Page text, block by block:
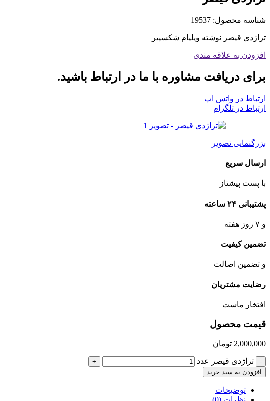
شناسه محصول: 19537
تراژدی قیصر نوشته ویلیام شکسپیر
افزودن به علاقه مندی
برای دریافت مشاوره با ما در ارتباط باشید.
ارتباط در واتس اپ
ارتباط در تلگرام
بزرگنمایی تصویر
ارسال سریع
با پست پیشتاز
پشتیبانی ۲۴ ساعته
و ۷ روز هفته
تضمین کیفیت
و تضمین اصالت
رضایت مشتریان
افتخار ماست
قیمت محصول
2,000,000 تومان
- تراژدی قیصر عدد
+
افزودن به سبد خرید
توضیحات